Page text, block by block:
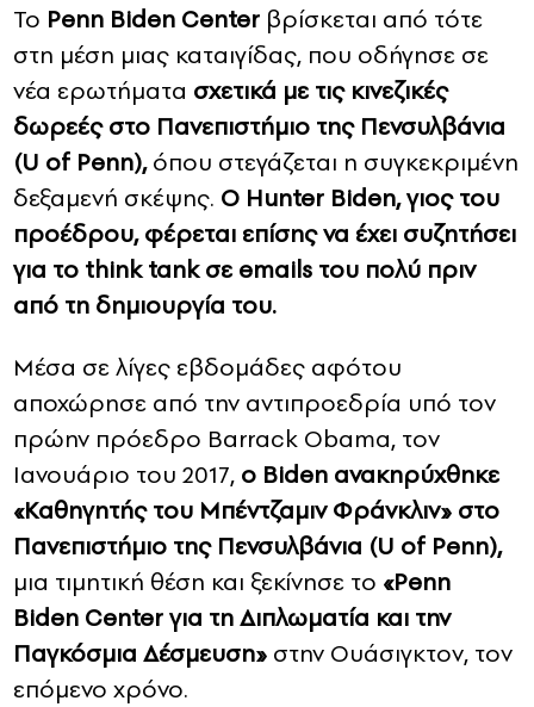
Το Penn Biden Center βρίσκεται από τότε
στη μέση μιας καταιγίδας, που οδήγησε σε
νέα ερωτήματα σχετικά με τις κινεζικές
δωρεές στο Πανεπιστήμιο της Πενσυλβάνια
(U of Penn),όπου στεγάζεται η συγκεκριμένη
δεξαμενή σκέψης. Ο Hunter Biden, γιος του
προέδρου, φέρεται επίσης να έχει συζητήσει
για το think tank σε emails του πολύ πριν
από τη δημιουργία του.
Μέσα σε λίγες εβδομάδες αφότου
αποχώρησε από την αντιπροεδρία υπό τον
πρώην πρόεδρο Barrack Obama, τον
Ιανουάριο του 2017, ο Biden ανακηρύχθηκε
«Καθηγητής του Μπέντζαμιν Φράνκλιν» στο
Πανεπιστήμιο της Πενσυλβάνια (U of Penn),
μια τιμητική θέση και ξεκίνησε το «Penn
Biden Center για τη Διπλωματία και την
Παγκόσμια Δέσμευση» στην Ουάσιγκτον, τον
επόμενο χρόνο.